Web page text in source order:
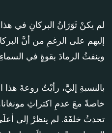
لم يكنْ ثَوَرَانُ البركانِ في هذا
إليهم على الرغمِ من أنَّ
وينفثُ الرمادَ بقوةٍ في
بالنسبةِ إليَّ، رأيْتُ روعةَ
خاصةً معَ عدمِ اكتراثِ
تحدثُ خلفَهُ. لم ينظرْ إلى